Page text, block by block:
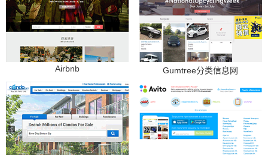
Airbnb Gumtree分类信息网